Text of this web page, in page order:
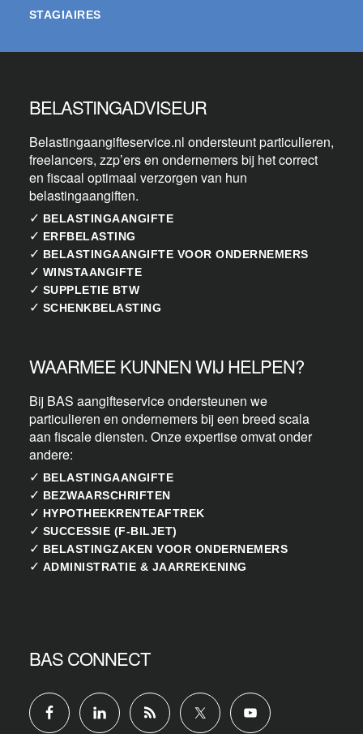
STAGIAIRES
BELASTINGADVISEUR
Belastingaangifteservice.nl ondersteunt particulieren,
freelancers, zzp’ers en ondernemers bij het correct
en fiscaal optimaal verzorgen van hun
belastingaangiften.
✓ BELASTINGAANGIFTE
✓ ERFBELASTING
✓ BELASTINGAANGIFTE VOOR ONDERNEMERS
✓ WINSTAANGIFTE
✓ SUPPLETIE BTW
✓ SCHENKBELASTING
WAARMEE KUNNEN WIJ HELPEN?
Bij BAS aangifteservice ondersteunen we
particulieren en ondernemers bij een breed scala
aan fiscale diensten. Onze expertise omvat onder
andere:
✓ BELASTINGAANGIFTE
✓ BEZWAARSCHRIFTEN
✓ HYPOTHEEKRENTEAFTREK
✓ SUCCESSIE (F-BILJET)
✓ BELASTINGZAKEN VOOR ONDERNEMERS
✓ ADMINISTRATIE & JAARREKENING
BAS CONNECT